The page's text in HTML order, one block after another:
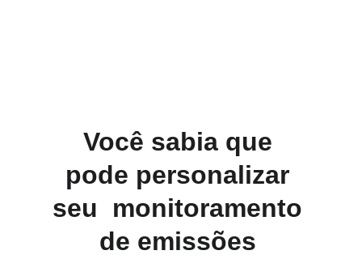
Você sabia que
pode personalizar
seu  monitoramento
de emissões